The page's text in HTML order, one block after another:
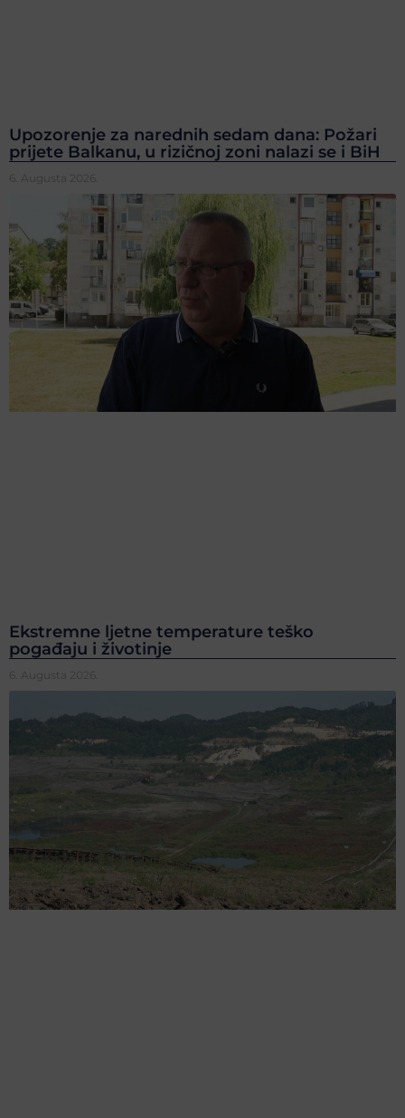
Upozorenje za narednih sedam dana: Požari
prijete Balkanu, u rizičnoj zoni nalazi se i BiH
6. Augusta 2026.
Ekstremne ljetne temperature teško
pogađaju i životinje
6. Augusta 2026.